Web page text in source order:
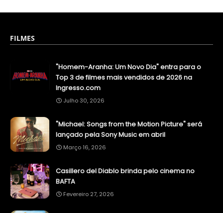
FILMES
"Homem-Aranha: Um Novo Dia" entra para o
Top 3 de filmes mais vendidos de 2026 na
Ingresso.com
Julho 30, 2026
"Michael: Songs from the Motion Picture" será
lançado pela Sony Music em abril
Março 16, 2026
Casillero del Diablo brinda pelo cinema no
BAFTA
Fevereiro 27, 2026